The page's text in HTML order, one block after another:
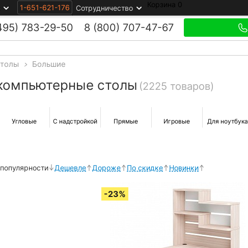
1-651-621-176 Сотрудничество Корзина 0
783-29-50 8 (800) 707-47-67
> Большие
столы (2225 товаров)
Угловые С надстройкой Прямые Игровые Для ноутбука
Дешевле Дороже По скидке Новинки